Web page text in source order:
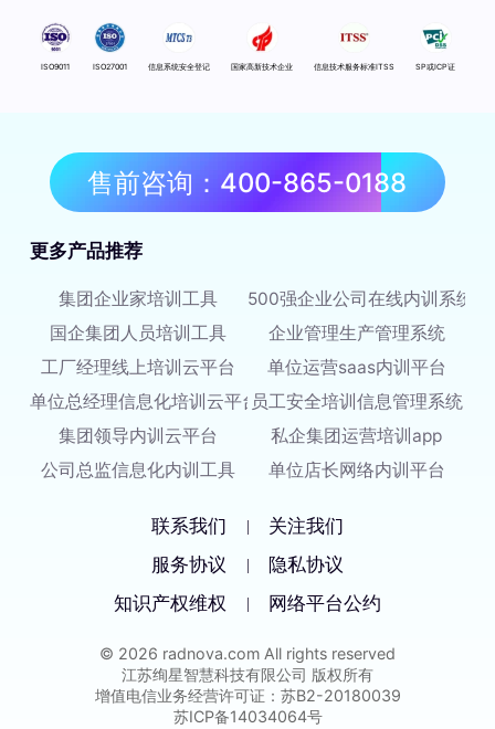
ISO9011 ISO27001 信息系统安全登记 国家高新技术企业 信息技术服务标准ITSS SP或ICP证
售前咨询：400-865-0188
更多产品推荐
集团企业家培训工具
500强企业公司在线内训系统
国企集团人员培训工具
企业管理生产管理系统
工厂经理线上培训云平台
单位运营saas内训平台
单位总经理信息化培训云平台员工安全培训信息管理系统
集团领导内训云平台
私企集团运营培训app
公司总监信息化内训工具
单位店长网络内训平台
联系我们 |
关注我们
服务协议
|
隐私协议
知识产权维权
| 网络平台公约
© 2026 radnova.com All rights reserved
江苏绚星智慧科技有限公司 版权所有
增值电信业务经营许可证：苏B2-20180039
苏ICP备14034064号